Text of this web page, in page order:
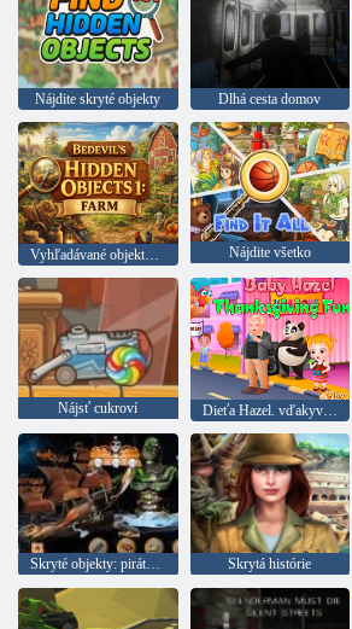
Nájdite skryté objekty Dlhá cesta domov
Nájdite všetko
Nájsť cukroví Dieťa Hazel. vďakyvzdania Dovolenka
Skryté objekty: pirátsky poklad Skrytá histórie